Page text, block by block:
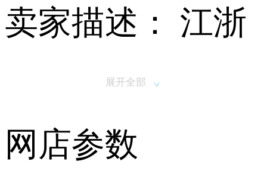
卖家描述：
江浙
沪地区保健品及
出售/转让,该店铺
展开全部
网店参数